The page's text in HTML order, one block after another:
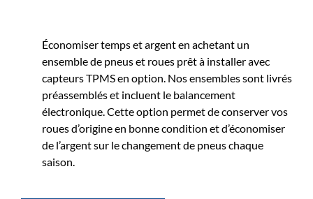
Économiser temps et argent en achetant un
ensemble de pneus et roues prêt à installer avec
capteurs TPMS en option. Nos ensembles sont livrés
préassemblés et incluent le balancement
électronique. Cette option permet de conserver vos
roues d’origine en bonne condition et d’économiser
de l’argent sur le changement de pneus chaque
saison.